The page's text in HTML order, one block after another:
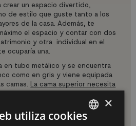
crear un espacio divertido,
de estilo que guste tanto a los
de la casa. Además, te
el espacio y contar con dos
y otra individual en el
ocuparía una.
en tubo metálico y se encuentra
como en gris y viene equipada
camas. La cama superior necesita
cm y la inferior uno de 190x90
Profundo bajo: 145 cm Profundo
×
utiliza cookies